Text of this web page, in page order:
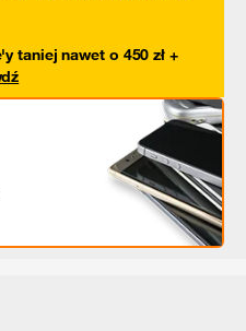
taniej nawet o 450 zł +